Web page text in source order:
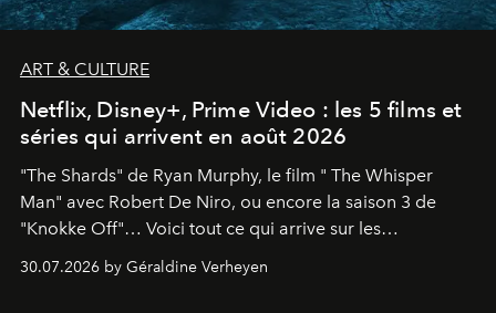
ART & CULTURE
Netflix, Disney+, Prime Video : les 5 films et
séries qui arrivent en août 2026
"The Shards" de Ryan Murphy, le film " The Whisper
Man" avec Robert De Niro, ou encore la saison 3 de
"Knokke Off"… Voici tout ce qui arrive sur les
plateformes de streaming en août 2026.
30.07.2026 by Géraldine Verheyen